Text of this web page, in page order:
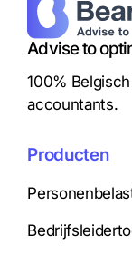
Advise to
100%
accountants.
Producten